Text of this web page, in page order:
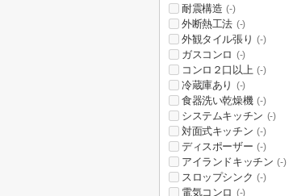
耐震構造 (-)
外断熱工法 (-)
外観タイル張り (-)
ガスコンロ (-)
コンロ２口以上 (-)
冷蔵庫あり (-)
食器洗い乾燥機 (-)
システムキッチン (-)
対面式キッチン (-)
ディスポーザー (-)
アイランドキッチン (-)
スロップシンク (-)
電気コンロ (-)